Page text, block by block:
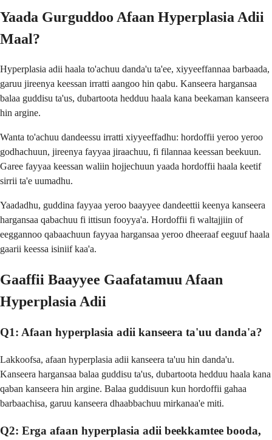
Yaada Gurguddoo Afaan Hyperplasia Adii
Maal?
Hyperplasia adii haala to'achuu danda'u ta'ee, xiyyeeffannaa barbaada,
garuu jireenya keessan irratti aangoo hin qabu. Kanseera hargansaa
balaa guddisu ta'us, dubartoota hedduu haala kana beekaman kanseera
hin argine.
Wanta to'achuu dandeessu irratti xiyyeeffadhu: hordoffii yeroo yeroo
godhachuun, jireenya fayyaa jiraachuu, fi filannaa keessan beekuun.
Garee fayyaa keessan waliin hojjechuun yaada hordoffii haala keetif
sirrii ta'e uumadhu.
Yaadadhu, guddina fayyaa yeroo baayyee dandeettii keenya kanseera
hargansaa qabachuu fi ittisun fooyya'a. Hordoffii fi waltajjiin of
eeggannoo qabaachuun fayyaa hargansaa yeroo dheeraaf eeguuf haala
gaarii keessa isiniif kaa'a.
Gaaffii Baayyee Gaafatamuu Afaan
Hyperplasia Adii
Q1: Afaan hyperplasia adii kanseera ta'uu danda'a?
Lakkoofsa, afaan hyperplasia adii kanseera ta'uu hin danda'u.
Kanseera hargansaa balaa guddisu ta'us, dubartoota hedduu haala kana
qaban kanseera hin argine. Balaa guddisuun kun hordoffii gahaa
barbaachisa, garuu kanseera dhaabbachuu mirkanaa'e miti.
Q2: Erga afaan hyperplasia adii beekkamtee booda,